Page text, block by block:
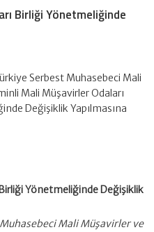
Birliği Yönetmeliğinde
Serbest Muhasebeci Mali
Mali Müşavirler Odaları
Değişiklik Yapılmasına
Yönetmeliğinde Değişiklik
Mali Müşavirler ve